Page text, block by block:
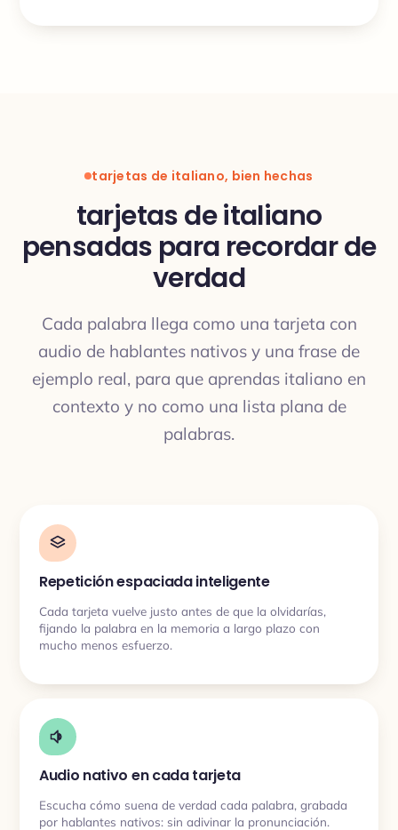
tarjetas de italiano, bien hechas
tarjetas de italiano
pensadas para recordar de
verdad
Cada palabra llega como una tarjeta con
audio de hablantes nativos y una frase de
ejemplo real, para que aprendas italiano en
contexto y no como una lista plana de
palabras.
Repetición espaciada inteligente
Cada tarjeta vuelve justo antes de que la olvidarías,
fijando la palabra en la memoria a largo plazo con
mucho menos esfuerzo.
Audio nativo en cada tarjeta
Escucha cómo suena de verdad cada palabra, grabada
por hablantes nativos: sin adivinar la pronunciación.